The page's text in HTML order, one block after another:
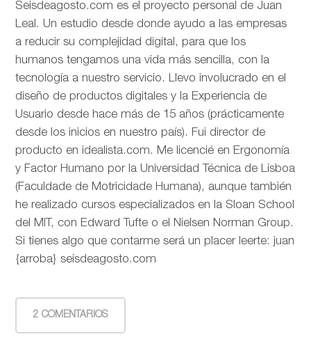
Seisdeagosto.com es el proyecto personal de Juan
Leal. Un estudio desde donde ayudo a las empresas
a reducir su complejidad digital, para que los
humanos tengamos una vida más sencilla, con la
tecnología a nuestro servicio. Llevo involucrado en el
diseño de productos digitales y la Experiencia de
Usuario desde hace más de 15 años (prácticamente
desde los inicios en nuestro país). Fui director de
producto en idealista.com. Me licencié en Ergonomía
y Factor Humano por la Universidad Técnica de Lisboa
(Faculdade de Motricidade Humana), aunque también
he realizado cursos especializados en la Sloan School
del MIT, con Edward Tufte o el Nielsen Norman Group.
Si tienes algo que contarme será un placer leerte: juan
{arroba} seisdeagosto.com
2 COMENTARIOS